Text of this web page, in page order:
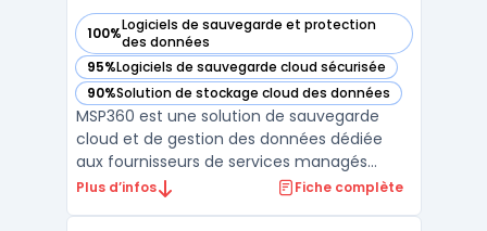
100%Logiciels de sauvegarde et protection
des données
— voir MSP360 dans cette catégorie
95%Logiciels de sauvegarde cloud sécurisée
— voir MSP360 dans cette catégorie
90%Solution de stockage cloud des données
— voir MSP360 dans cette catégorie
MSP360 est une solution de sauvegarde
cloud et de gestion des données dédiée
aux fournisseurs de services managés
(MSP) et aux entreprises. Grâce à son
Plus d’infos Fiche complète